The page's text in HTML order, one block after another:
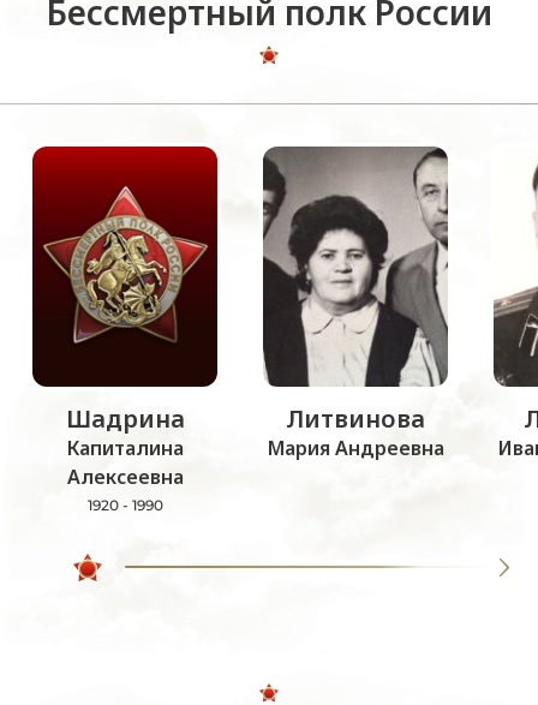
Бессмертный полк России
Шадрина
Капиталина
Алексеевна
1920 - 1990
Литвинова
Мария Андреевна